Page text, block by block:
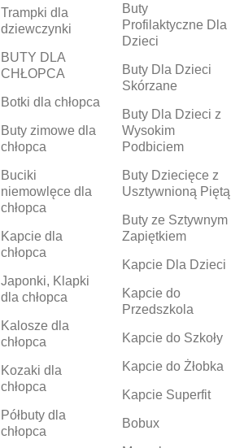
Trampki dla
dziewczynki
BUTY DLA
CHŁOPCA
Botki dla chłopca
Buty zimowe dla
chłopca
Buciki
niemowlęce dla
chłopca
Kapcie dla
chłopca
Japonki, Klapki
dla chłopca
Kalosze dla
chłopca
Kozaki dla
chłopca
Półbuty dla
chłopca
Buty
Profilaktyczne Dla
Dzieci
Buty Dla Dzieci
Skórzane
Buty Dla Dzieci z
Wysokim
Podbiciem
Buty Dziecięce z
Usztywnioną Piętą
Buty ze Sztywnym
Zapiętkiem
Kapcie Dla Dzieci
Kapcie do
Przedszkola
Kapcie do Szkoły
Kapcie do Żłobka
Kapcie Superfit
Bobux